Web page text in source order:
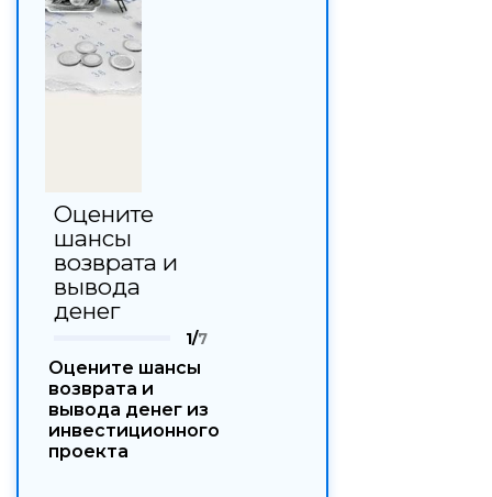
Оцените
шансы
возврата и
вывода
денег
1/7
Оцените шансы
возврата и
вывода денег из
инвестиционного
проекта